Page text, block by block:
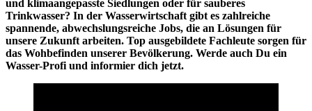
und klimaangepasste Siedlungen oder für sauberes
Trinkwasser? In der Wasserwirtschaft gibt es zahlreiche
spannende, abwechslungsreiche Jobs, die an Lösungen für
unsere Zukunft arbeiten. Top ausgebildete Fachleute sorgen für
das Wohbefinden unserer Bevölkerung. Werde auch Du ein
Wasser-Profi und informier dich jetzt.